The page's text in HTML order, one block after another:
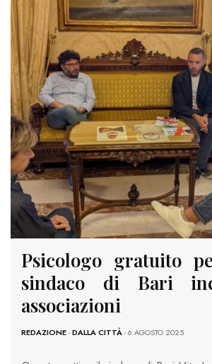
Psicologo gratuito
sindaco di Bari
associazioni
REDAZIONE-DALLA CITTÀ- 6 AGOSTO 2025